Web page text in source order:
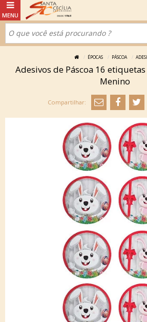
ÉPOCAS PÁSCOA
Adesivos de Páscoa 16
Menino